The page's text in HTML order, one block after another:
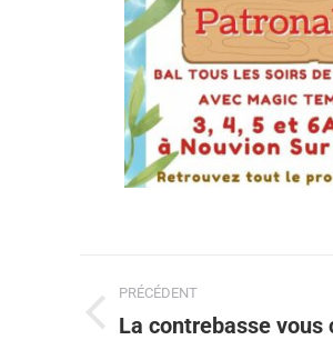
PRÉCÉDENT
La contrebasse vous